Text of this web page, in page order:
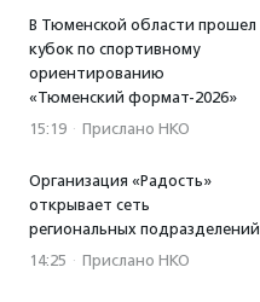
В Тюменской области прошел
кубок по спортивному
ориентированию
«Тюменский формат-2026»
15:19 · Прислано НКО
Организация «Радость»
открывает сеть
региональных подразделений
14:25 · Прислано НКО